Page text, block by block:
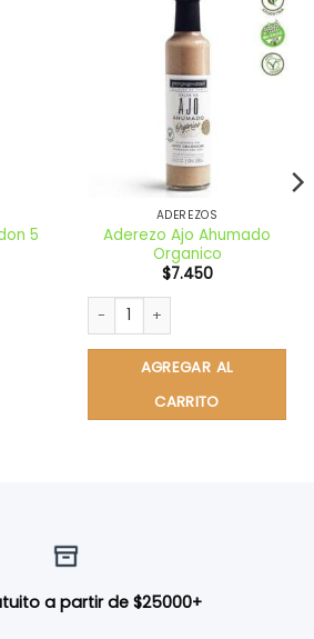
5
ADEREZOS
Aderezo Ajo Ahumado
Organico
$7.450
Aderezo Ajo Ahumado
AGREGAR AL
CARRITO
a partir de $25000+